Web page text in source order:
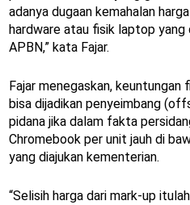
adanya dugaan kemahalan
hardware atau fisik laptop yang
APBN,” kata Fajar.
Fajar menegaskan,
bisa dijadikan penyeimbang
pidana jika dalam fakta
Chromebook per unit jauh di
yang diajukan kementerian.
“Selisih harga dari mark-up